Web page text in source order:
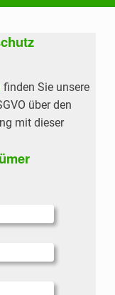
finden Sie unsere
über den
mit dieser